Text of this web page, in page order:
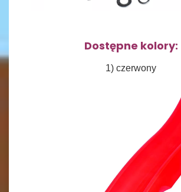
Dostępne kolory:
1) czerwony